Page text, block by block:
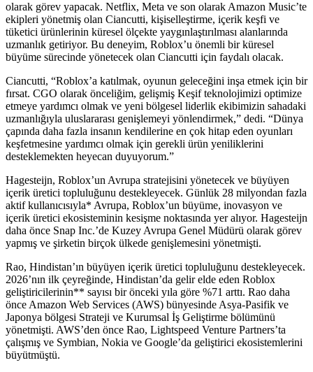
olarak görev yapacak. Netflix, Meta ve son olarak Amazon Music’te
ekipleri yönetmiş olan Ciancutti, kişiselleştirme, içerik keşfi ve
tüketici ürünlerinin küresel ölçekte yaygınlaştırılması alanlarında
uzmanlık getiriyor. Bu deneyim, Roblox’u önemli bir küresel
büyüme sürecinde yönetecek olan Ciancutti için faydalı olacak.
Ciancutti, “Roblox’a katılmak, oyunun geleceğini inşa etmek için bir
fırsat. CGO olarak önceliğim, gelişmiş Keşif teknolojimizi optimize
etmeye yardımcı olmak ve yeni bölgesel liderlik ekibimizin sahadaki
uzmanlığıyla uluslararası genişlemeyi yönlendirmek,” dedi. “Dünya
çapında daha fazla insanın kendilerine en çok hitap eden oyunları
keşfetmesine yardımcı olmak için gerekli ürün yeniliklerini
desteklemekten heyecan duyuyorum.”
Hagesteijn, Roblox’un Avrupa stratejisini yönetecek ve büyüyen
içerik üretici topluluğunu destekleyecek. Günlük 28 milyondan fazla
aktif kullanıcısıyla* Avrupa, Roblox’un büyüme, inovasyon ve
içerik üretici ekosisteminin kesişme noktasında yer alıyor. Hagesteijn
daha önce Snap Inc.’de Kuzey Avrupa Genel Müdürü olarak görev
yapmış ve şirketin birçok ülkede genişlemesini yönetmişti.
Rao, Hindistan’ın büyüyen içerik üretici topluluğunu destekleyecek.
2026’nın ilk çeyreğinde, Hindistan’da gelir elde eden Roblox
geliştiricilerinin** sayısı bir önceki yıla göre %71 arttı. Rao daha
önce Amazon Web Services (AWS) bünyesinde Asya-Pasifik ve
Japonya bölgesi Strateji ve Kurumsal İş Geliştirme bölümünü
yönetmişti. AWS’den önce Rao, Lightspeed Venture Partners’ta
çalışmış ve Symbian, Nokia ve Google’da geliştirici ekosistemlerini
büyütmüştü.